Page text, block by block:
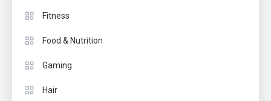
Fitness
Food & Nutrition
Gaming
Hair